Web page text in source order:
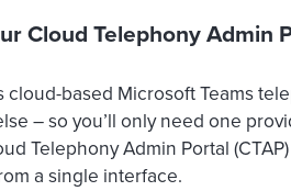
Cloud Telephony Admin
cloud-based Microsoft Teams
– so you’ll only need one
Telephony Admin Portal
a single interface.